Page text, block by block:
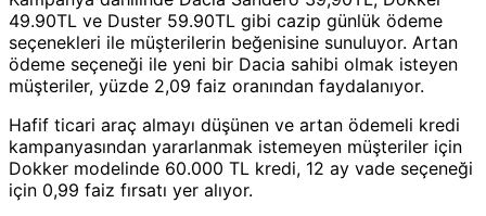
49.90TL ve Duster 59.90TL gibi cazip günlük ödeme
seçenekleri ile müşterilerin beğenisine sunuluyor. Artan
ödeme seçeneği ile yeni bir Dacia sahibi olmak isteyen
müşteriler, yüzde 2,09 faiz oranından faydalanıyor.
Hafif ticari araç almayı düşünen ve artan ödemeli kredi
kampanyasından yararlanmak istemeyen müşteriler için
Dokker modelinde 60.000 TL kredi, 12 ay vade seçeneği
için 0,99 faiz fırsatı yer alıyor.